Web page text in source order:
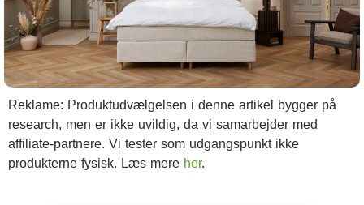
Reklame: Produktudvælgelsen i denne artikel bygger på
research, men er ikke uvildig, da vi samarbejder med
affiliate-partnere. Vi tester som udgangspunkt ikke
produkterne fysisk. Læs mere her.